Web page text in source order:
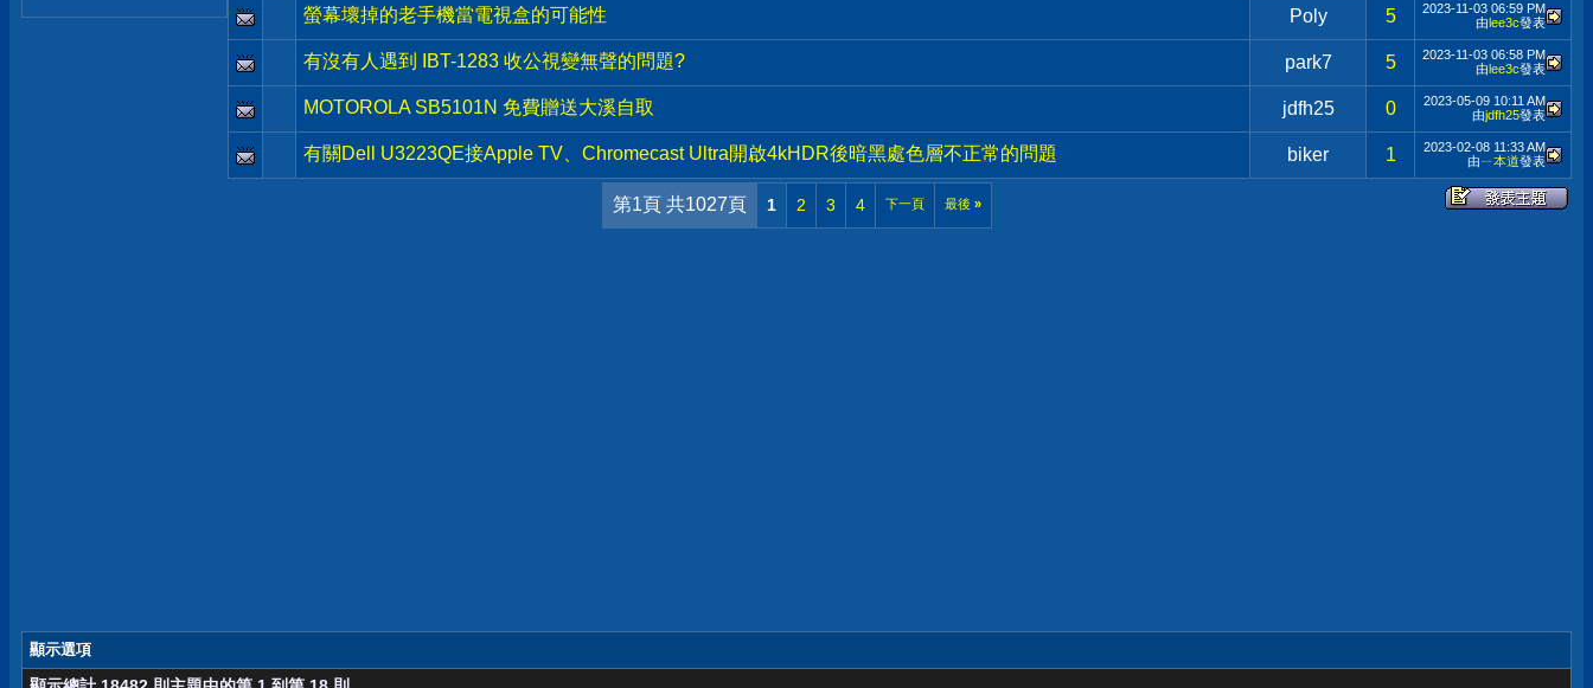
螢幕壞掉的老手機當電視盒的可能性 Poly 5 2023-11-03 06:59 PM
由lee3c發表
有沒有人遇到 IBT-1283 收公視變無聲的問題? park7 5 2023-11-03 06:58 PM
由lee3c發表
MOTOROLA SB5101N 免費贈送大溪自取 jdfh25 0 2023-05-09 10:11 AM
由jdfh25發表
有關Dell U3223QE接Apple TV、Chromecast Ultra開啟4kHDR後暗黑處色層不正常的問題 biker 1 2023-02-08 11:33 AM
由ㄧ本道發表
第1頁 共1027頁 1 2 3 4 下一頁 最後 »
顯示選項